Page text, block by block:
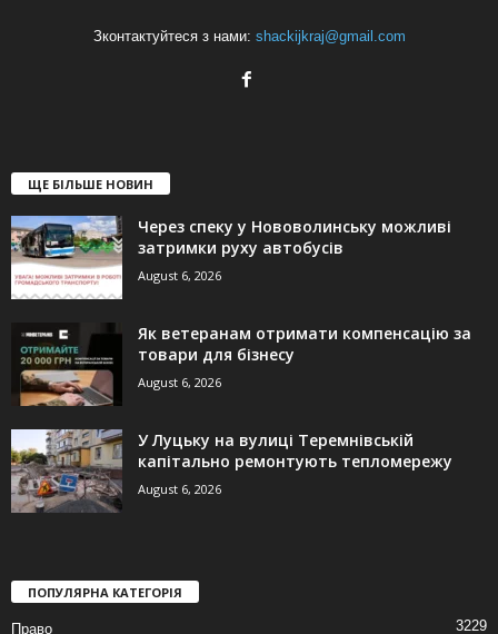
Зконтактуйтеся з нами: shackijkraj@gmail.com
ЩЕ БІЛЬШЕ НОВИН
Через спеку у Нововолинську можливі
затримки руху автобусів
August 6, 2026
Як ветеранам отримати компенсацію за
товари для бізнесу
August 6, 2026
У Луцьку на вулиці Теремнівській
капітально ремонтують тепломережу
August 6, 2026
ПОПУЛЯРНА КАТЕГОРІЯ
Право 3229